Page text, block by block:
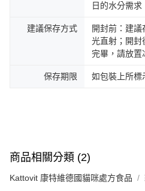
日的水分需求
建議保存方式
開封前：建
光直射；開封
完畢，請放置
保存期限 如包裝上所標
商品相關分類 (2)
Kattovit 康特維德國貓咪處方食品